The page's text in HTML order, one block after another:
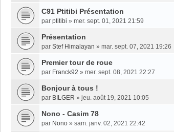
C91 Ptitibi Présentation
par ptitibi » mer. sept. 01, 2021 21:59
Présentation
par Stef Himalayan » mar. sept. 07, 2021 19:26
Premier tour de roue
par Franck92 » mer. sept. 08, 2021 22:27
Bonjour à tous !
par BILGER » jeu. août 19, 2021 10:05
Nono - Casim 78
par Nono » sam. janv. 02, 2021 22:42